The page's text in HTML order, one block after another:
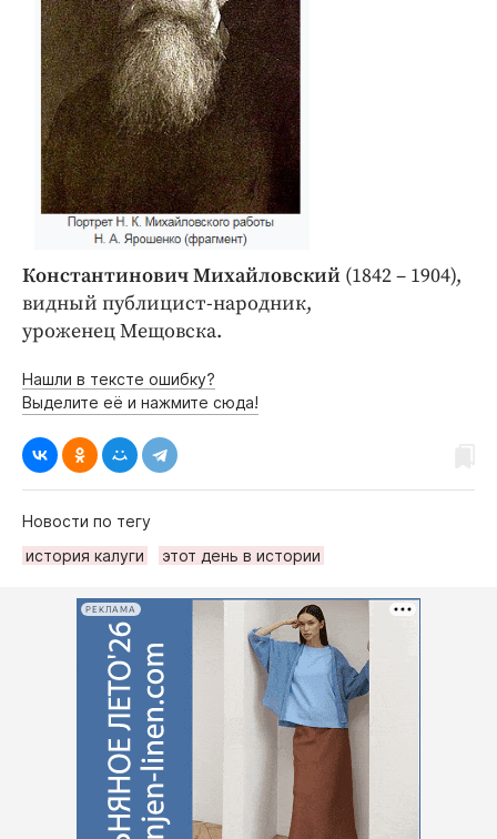
Константинович Михайловский (1842 – 1904),
видный публицист-народник,
уроженец Мещовска.
Нашли в тексте ошибку?
Выделите её и нажмите сюда!
Новости по тегу
история калуги
этот день в истории
РЕКЛАМА